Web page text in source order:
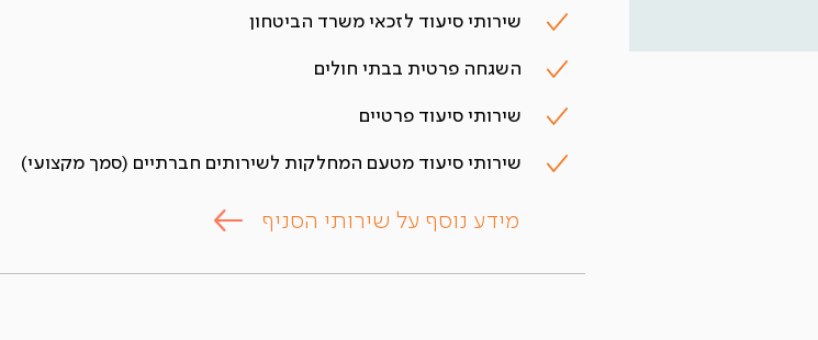
שירותי סיעוד לזכאי משרד הביטחון
השגחה פרטית בבתי חולים
שירותי סיעוד פרטיים
שירותי סיעוד מטעם המחלקות לשירותים חברתיים (סמך מקצועי)
מידע נוסף על שירותי הסניף